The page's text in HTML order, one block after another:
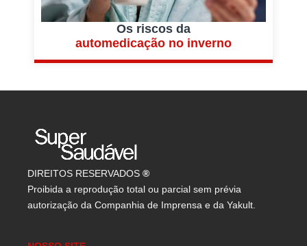
Os riscos da
automedicação no inverno
DIREITOS RESERVADOS ®
Proibida a reprodução total ou parcial sem prévia
autorização da Companhia de Imprensa e da Yakult.